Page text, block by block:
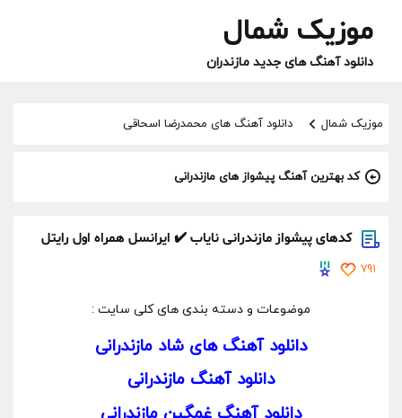
موزیک شمال
دانلود آهنگ های جدید مازندران
موزیک شمال دانلود آهنگ های محمدرضا اسحاقی
کد بهترین آهنگ پیشواز های مازندرانی
کدهای پیشواز مازندرانی نایاب ✔️ ایرانسل همراه اول رایتل
791
موضوعات و دسته بندی های کلی سایت :
دانلود آهنگ های شاد مازندرانی
دانلود آهنگ مازندرانی